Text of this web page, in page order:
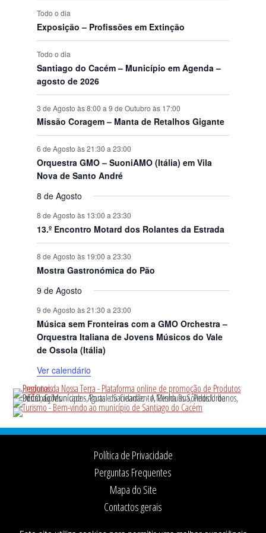
t
o
s
s
Todo o dia
Exposição – Profissões em Extinção
Todo o dia
Santiago do Cacém – Município em Agenda –
agosto de 2026
3 de Agosto às 8:00 a 9 de Outubro às 17:00
Missão Coragem – Manta de Retalhos Gigante
6 de Agosto às 21:30 a 23:00
Orquestra GMO – SuoniAMO (Itália) em Vila
Nova de Santo André
8 de Agosto
8 de Agosto às 13:00 a 23:30
13.º Encontro Motard dos Rolantes da Estrada
8 de Agosto às 19:00 a 23:30
Mostra Gastronómica do Pão
9 de Agosto
9 de Agosto às 21:30 a 23:00
Música sem Fronteiras com a GMO Orchestra –
Orquestra Italiana de Jovens Músicos do Vale
de Ossola (Itália)
Ver calendário
Footer
Política de Privacidade
Perguntas Frequentes
Mapa do Site
Contactos gerais